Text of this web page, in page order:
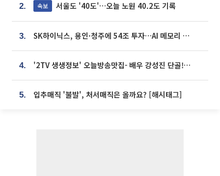
2. 속보 서울도 '40도'…오늘 노원 40.2도 기록
3. SK하이닉스, 용인·청주에 54조 투자…AI 메모리 생산기지 키운다
4. '2TV 생생정보' 오늘방송맛집- 배우 강성진 단골! 쌀국수ㆍ푸팟퐁 커리 맛집 '블○○○'
5. 입추매직 '불발', 처서매직은 올까요? [해시태그]